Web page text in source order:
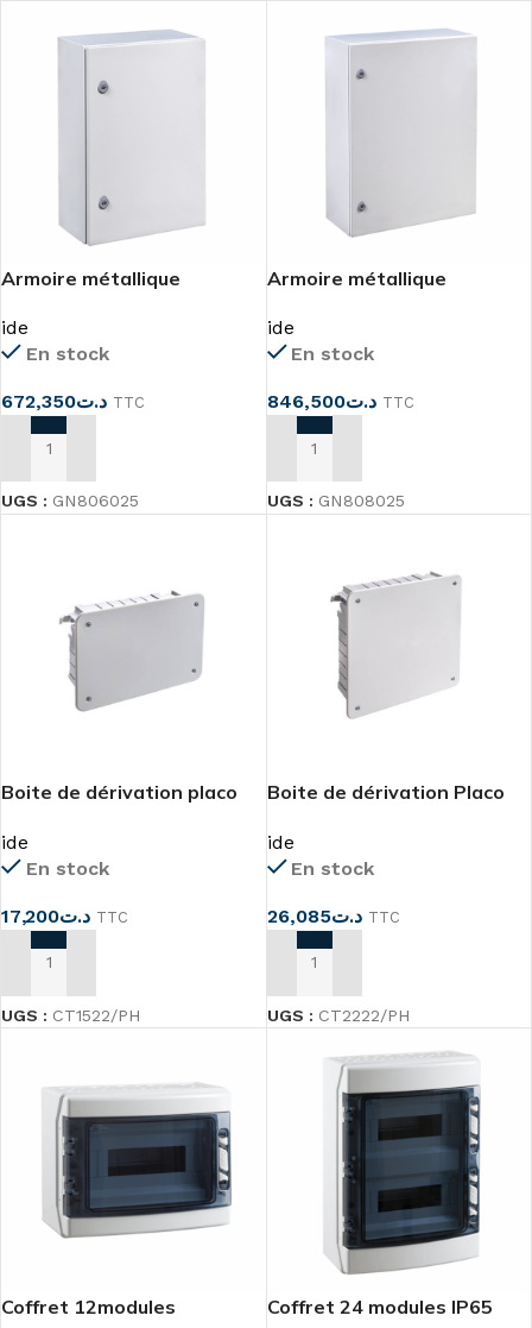
Armoire métallique
ide
En stock
د.ت672,350 TTC
AJOUTER AU PANIER
UGS : GN806025
Armoire métallique
ide
En stock
د.ت846,500 TTC
AJOUTER AU PANIER
UGS : GN808025
Boite de dérivation placo
ide
En stock
د.ت17,200 TTC
AJOUTER AU PANIER
UGS : CT1522/PH
Boite de dérivation Placo
ide
En stock
د.ت26,085 TTC
AJOUTER AU PANIER
UGS : CT2222/PH
Coffret 12modules
Coffret 24 modules IP65